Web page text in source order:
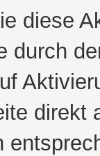
diese
durch
direkt